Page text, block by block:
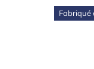
Fabriqué